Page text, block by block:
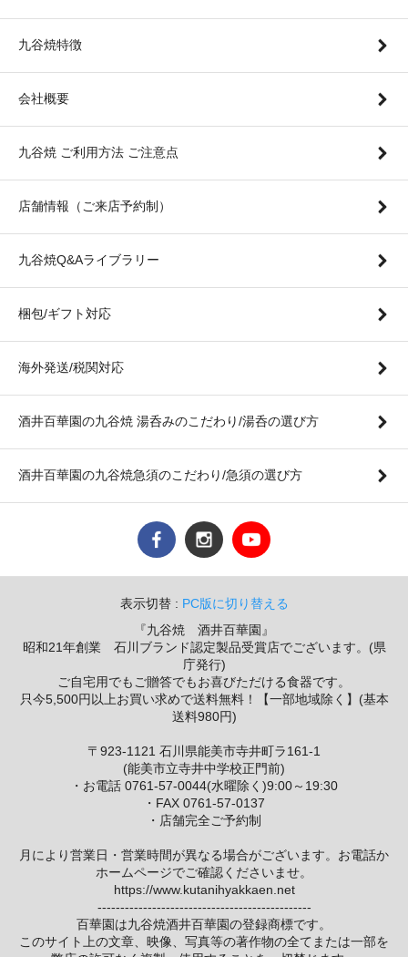
九谷焼特徴
会社概要
九谷焼 ご利用方法 ご注意点
店舗情報（ご来店予約制）
九谷焼Q&Aライブラリー
梱包/ギフト対応
海外発送/税関対応
酒井百華園の九谷焼 湯呑みのこだわり/湯呑の選び方
酒井百華園の九谷焼急須のこだわり/急須の選び方
表示切替 : PC版に切り替える
『九谷焼 酒井百華園』
昭和21年創業 石川ブランド認定製品受賞店でございます。(県
庁発行)
ご自宅用でもご贈答でもお喜びただける食器です。
只今5,500円以上お買い求めで送料無料！【一部地域除く】(基本
送料980円)
〒923-1121 石川県能美市寺井町ラ161-1
(能美市立寺井中学校正門前)
・お電話 0761-57-0044(水曜除く)9:00～19:30
・FAX 0761-57-0137
・店舗完全ご予約制
月により営業日・営業時間が異なる場合がございます。お電話か
ホームページでご確認くださいませ。
https://www.kutanihyakkaen.net
-----------------------------------------------
百華園は九谷焼酒井百華園の登録商標です。
このサイト上の文章、映像、写真等の著作物の全てまたは一部を